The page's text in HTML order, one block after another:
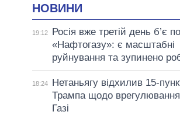
НОВИНИ
19:12
Росія вже третій день б’є по
«Нафтогазу»: є масштабні
руйнування та зупинено
18:24
Нетаньягу відхилив 15-
Трампа щодо врегулювання
Газі